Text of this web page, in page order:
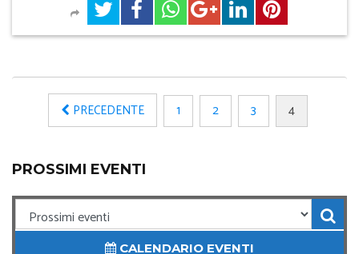
PRECEDENTE 1 2 3 4
PROSSIMI EVENTI
CALENDARIO EVENTI